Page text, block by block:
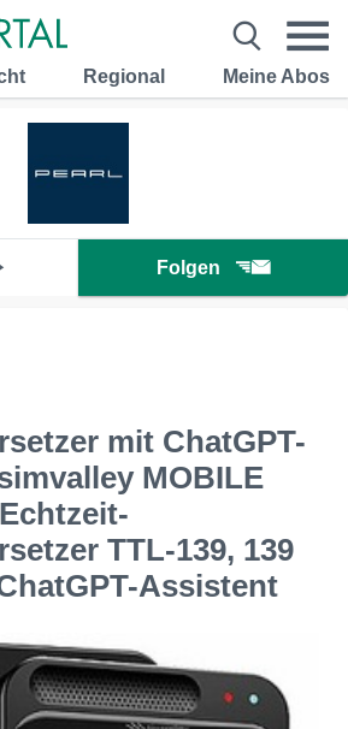
Regional Meine Abos
Folgen
mit ChatGPT-
MOBILE
TTL-139, 139
Assistent